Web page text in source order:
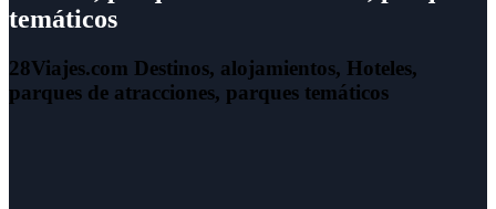
temáticos
28Viajes.com Destinos, alojamientos, Hoteles,
parques de atracciones, parques temáticos